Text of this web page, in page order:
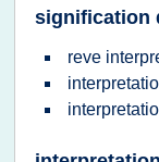
signification
reve